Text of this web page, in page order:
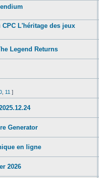
CPC L'héritage des jeux
Legend Returns
11 ]
Generator
en ligne
2026